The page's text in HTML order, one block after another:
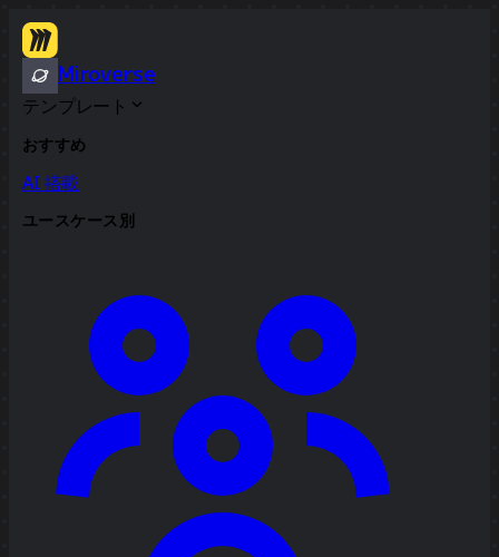
Miroverse
テンプレート
おすすめ
AI 搭載
ユースケース別